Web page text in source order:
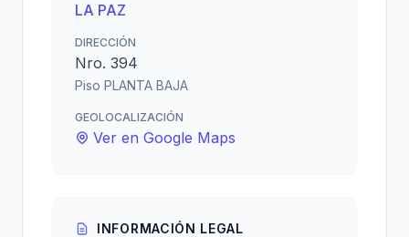
LA PAZ
DIRECCIÓN
Nro. 394
Piso PLANTA BAJA
GEOLOCALIZACIÓN
Ver en Google Maps
INFORMACIÓN LEGAL